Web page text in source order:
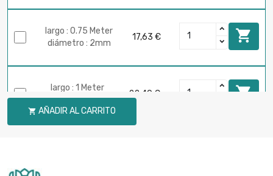
largo : 0.75 Meter
diámetro : 2mm
17,63 € 
largo : 1 Meter
diámetro : 2mm
22,40 € 
 AÑADIR AL CARRITO